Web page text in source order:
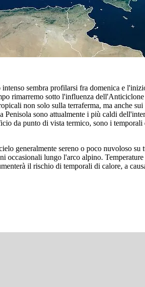
sembra profilarsi fra domenica e
rimarremo sotto l'influenza
non solo sulla terraferma, ma anche
sono attualmente i più caldi
da punto di vista termico, sono i
generalmente sereno o poco nuvoloso
occasionali lungo l'arco alpino.
il rischio di temporali di calore, a